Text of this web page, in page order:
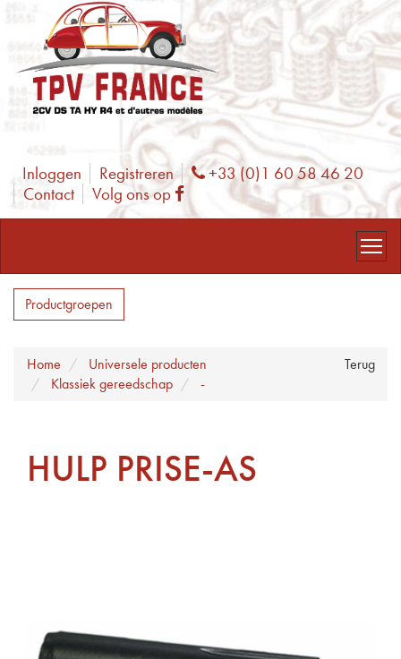
Inloggen Registreren Phone
+33 (0)1 60 58 46 20
Contact
Volg ons op Facebook
Productgroepen
Terug
Home
Universele producten
Klassiek gereedschap
-
HULP PRISE-AS